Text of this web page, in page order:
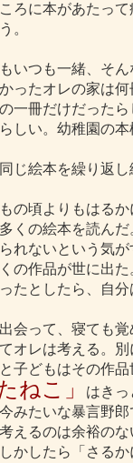
ろに本があたっ
。
いつも一緒、そ
ったオレの家は
一冊だけだった
しい。幼稚園の
じ絵本を繰り返
の頃よりもはる
くの絵本を読ん
れないという気
の作品が世に出
たとしたら、自
会って、寝ても
オレは考える。
子どもはその作
ねこ」
はき
みたいな暴言野
えるのは余裕の
かしたら「さる